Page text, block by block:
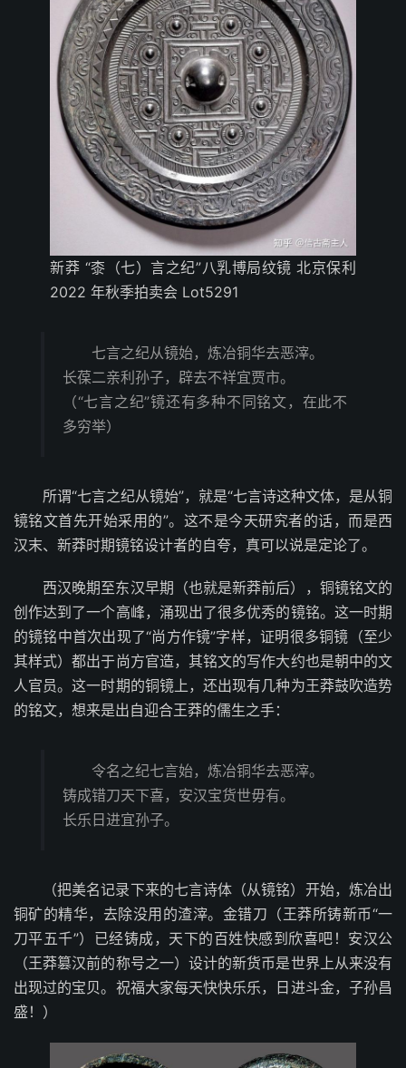
新莽 “桼（七）言之纪”八乳博局纹镜 北京保利
2022 年秋季拍卖会 Lot5291
七言之纪从镜始，炼冶铜华去恶滓。
长葆二亲利孙子，辟去不祥宜贾市。
（“七言之纪”镜还有多种不同铭文，在此不
多穷举）
所谓“七言之纪从镜始”，就是“七言诗这种文体，是从铜
镜铭文首先开始采用的”。这不是今天研究者的话，而是西
汉末、新莽时期镜铭设计者的自夸，真可以说是定论了。
西汉晚期至东汉早期（也就是新莽前后），铜镜铭文的
创作达到了一个高峰，涌现出了很多优秀的镜铭。这一时期
的镜铭中首次出现了“尚方作镜”字样，证明很多铜镜（至少
其样式）都出于尚方官造，其铭文的写作大约也是朝中的文
人官员。这一时期的铜镜上，还出现有几种为王莽鼓吹造势
的铭文，想来是出自迎合王莽的儒生之手：
令名之纪七言始，炼冶铜华去恶滓。
铸成错刀天下喜，安汉宝货世毋有。
长乐日进宜孙子。
（把美名记录下来的七言诗体（从镜铭）开始，炼冶出
铜矿的精华，去除没用的渣滓。金错刀（王莽所铸新币“一
刀平五千”）已经铸成，天下的百姓快感到欣喜吧！安汉公
（王莽篡汉前的称号之一）设计的新货币是世界上从来没有
出现过的宝贝。祝福大家每天快快乐乐，日进斗金，子孙昌
盛！）